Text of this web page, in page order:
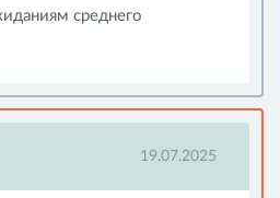
среднего
19.07.2025